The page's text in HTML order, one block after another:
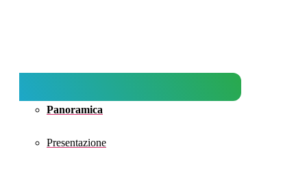
Panoramica
Presentazione